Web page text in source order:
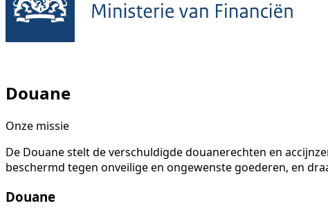
Douane
Onze missie
De Douane stelt de verschuldigde douanerechten en
beschermd tegen onveilige en ongewenste goederen, en
Douane